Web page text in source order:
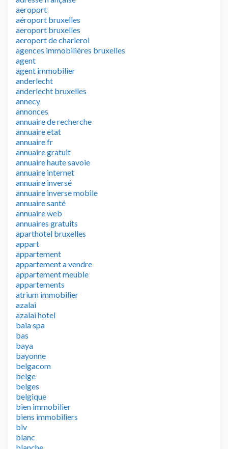
aeroport
aéroport bruxelles
aeroport bruxelles
aeroport de charleroi
agences immobilières bruxelles
agent
agent immobilier
anderlecht
anderlecht bruxelles
annecy
annonces
annuaire de recherche
annuaire etat
annuaire fr
annuaire gratuit
annuaire haute savoie
annuaire internet
annuaire inversé
annuaire inverse mobile
annuaire santé
annuaire web
annuaires gratuits
aparthotel bruxelles
appart
appartement
appartement a vendre
appartement meuble
appartements
atrium immobilier
azalai
azalai hotel
baia spa
bas
baya
bayonne
belgacom
belge
belges
belgique
bien immobilier
biens immobiliers
biv
blanc